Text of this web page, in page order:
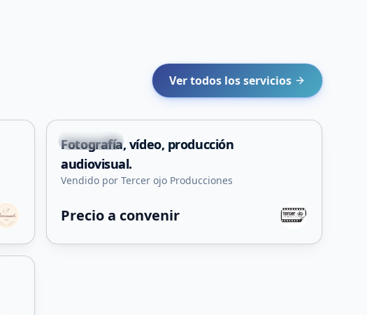
Ver todos los servicios
Concarán
Servicio
Fotografía, vídeo, producción
audiovisual.
Vendido por Tercer ojo Producciones
Precio a convenir